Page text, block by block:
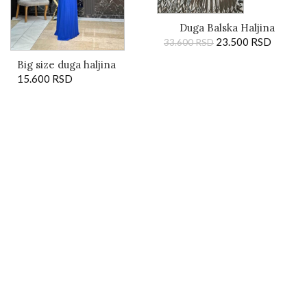
Big size duga haljina
15.600 RSD
Duga Balska Haljina
Stardust
33.600RSD 23.500 RSD